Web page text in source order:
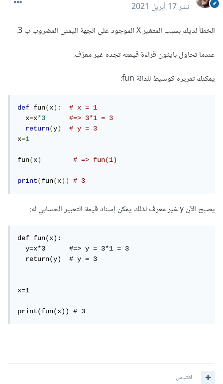
نشر17 أبريل 2021
الخطأ لديك بسبب المتغير X الموجود على الجهة اليمنى المضروب ب 3.
عندما تحاول بايثون قراءة قيمته تجده غير معرّف.
يمكنك تمريره كوسيط للدالة fun:
def fun(x):
# x = 1
  x
=x*3
#=> 3*1 = 3
return(y)
# y = 3
x=1
fun(x) # => fun(1)
print(fun(x)) # 3
يصبح الآن y غير معرف لذلك يمكن إسناد قيمة التعبير الحسابي له:
def fun(x):
  y=x*3      #=> y = 3*1 = 3
  return(y)  # y = 3
x=1
print(fun(x)) # 3
اقتباس